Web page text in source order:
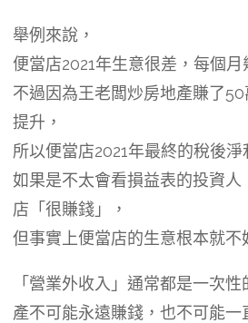
舉例來說，
便當店2021年生意很差，每個月
不過因為王老闆炒房地產賺了
提升，
所以便當店2021年最終的稅後淨
如果是不太會看損益表的投資人
店「很賺錢」，
但事實上便當店的生意根本就不
「營業外收入」通常都是一次
產不可能永遠賺錢，也不可能一